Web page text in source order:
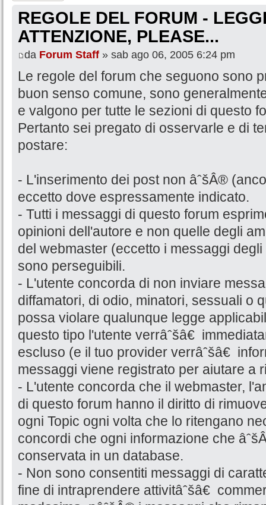
REGOLE DEL FORUM -
ATTENZIONE, PLEASE...
da Forum Staff » sab ago 06, 2005 6:24 pm
Le regole del forum che seguono sono
buon senso comune, sono
e valgono per tutte le sezioni di questo
Pertanto sei pregato di osservarle e di
postare:
- L'inserimento dei post non âˆšÂ®
eccetto dove espressamente indicato.
- Tutti i messaggi di questo forum
opinioni dell'autore e non quelle degli
del webmaster (eccetto i messaggi
sono perseguibili.
- L'utente concorda di non inviare
diffamatori, di odio, minatori, sessuali o
possa violare qualunque legge
questo tipo l'utente verrâˆšâ€
escluso (e il tuo provider verrâˆšâ€
messaggi viene registrato per aiutare a
- L'utente concorda che il webmaster,
di questo forum hanno il diritto di
ogni Topic ogni volta che lo ritengano
concordi che ogni informazione che
conservata in un database.
- Non sono consentiti messaggi di
fine di intraprendere attivitâˆšâ€